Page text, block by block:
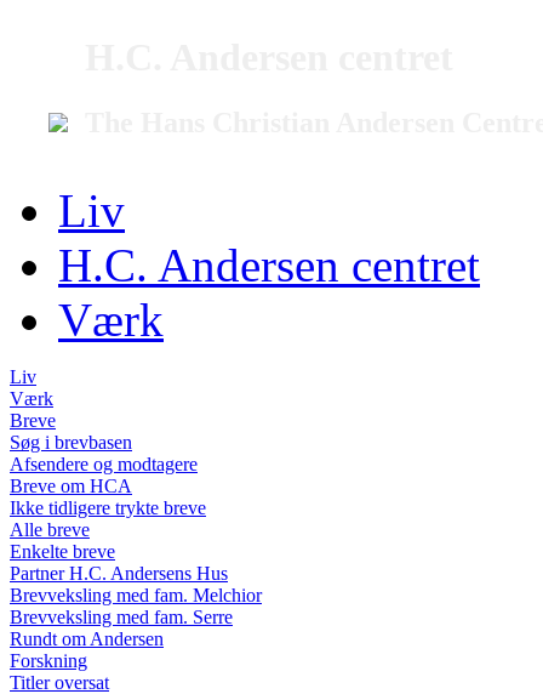
Liv
H.C. Andersen centret
Værk
Liv
Værk
Breve
Søg i brevbasen
Afsendere og modtagere
Breve om HCA
Ikke tidligere trykte breve
Alle breve
Enkelte breve
Partner H.C. Andersens Hus
Brevveksling med fam. Melchior
Brevveksling med fam. Serre
Rundt om Andersen
Forskning
Titler oversat